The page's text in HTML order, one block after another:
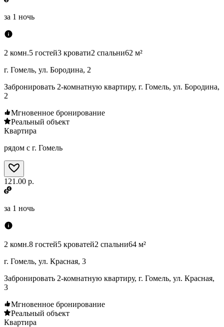
за 1 ночь
2 комн.5 гостей3 кровати2 спальни62 м²
г. Гомель, ул. Бородина, 2
Забронировать 2-комнатную квартиру, г. Гомель, ул. Бородина,
2
Мгновенное бронирование
Реальный объект
Квартира
рядом с г. Гомель
121.00 р.
за 1 ночь
2 комн.8 гостей5 кроватей2 спальни64 м²
г. Гомель, ул. Красная, 3
Забронировать 2-комнатную квартиру, г. Гомель, ул. Красная,
3
Мгновенное бронирование
Реальный объект
Квартира